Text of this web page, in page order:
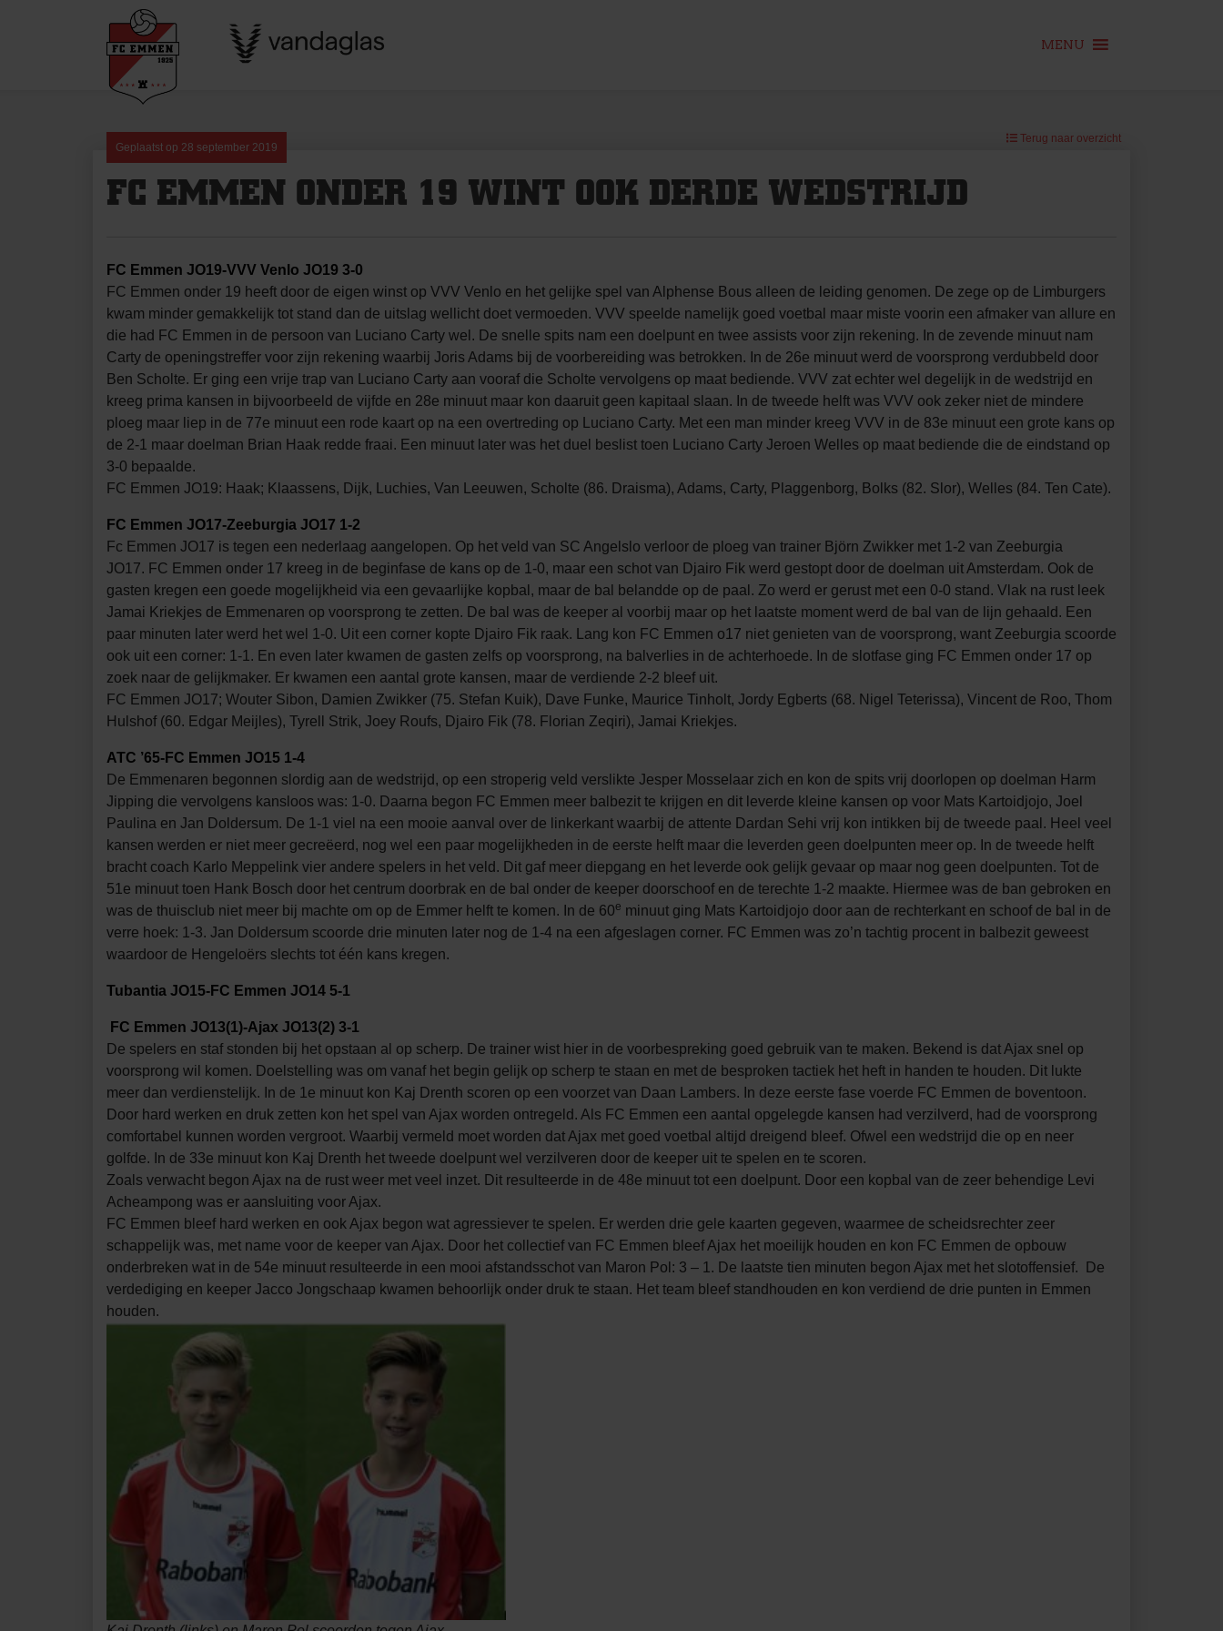
MENU
Geplaatst op 28 september 2019
Terug naar overzicht
FC EMMEN ONDER 19 WINT OOK DERDE WEDSTRIJD
FC Emmen JO19-VVV Venlo JO19 3-0
FC Emmen onder 19 heeft door de eigen winst op VVV Venlo en het gelijke spel van Alphense Bous alleen de leiding genomen. De zege op de Limburgers
kwam minder gemakkelijk tot stand dan de uitslag wellicht doet vermoeden. VVV speelde namelijk goed voetbal maar miste voorin een afmaker van allure en
die had FC Emmen in de persoon van Luciano Carty wel. De snelle spits nam een doelpunt en twee assists voor zijn rekening. In de zevende minuut nam
Carty de openingstreffer voor zijn rekening waarbij Joris Adams bij de voorbereiding was betrokken. In de 26e minuut werd de voorsprong verdubbeld door
Ben Scholte. Er ging een vrije trap van Luciano Carty aan vooraf die Scholte vervolgens op maat bediende. VVV zat echter wel degelijk in de wedstrijd en
kreeg prima kansen in bijvoorbeeld de vijfde en 28e minuut maar kon daaruit geen kapitaal slaan. In de tweede helft was VVV ook zeker niet de mindere
ploeg maar liep in de 77e minuut een rode kaart op na een overtreding op Luciano Carty. Met een man minder kreeg VVV in de 83e minuut een grote kans op
de 2-1 maar doelman Brian Haak redde fraai. Een minuut later was het duel beslist toen Luciano Carty Jeroen Welles op maat bediende die de eindstand op
3-0 bepaalde.
FC Emmen JO19: Haak; Klaassens, Dijk, Luchies, Van Leeuwen, Scholte (86. Draisma), Adams, Carty, Plaggenborg, Bolks (82. Slor), Welles (84. Ten Cate).
FC Emmen JO17-Zeeburgia JO17 1-2
Fc Emmen JO17 is tegen een nederlaag aangelopen. Op het veld van SC Angelslo verloor de ploeg van trainer Björn Zwikker met 1-2 van Zeeburgia
JO17. FC Emmen onder 17 kreeg in de beginfase de kans op de 1-0, maar een schot van Djairo Fik werd gestopt door de doelman uit Amsterdam. Ook de
gasten kregen een goede mogelijkheid via een gevaarlijke kopbal, maar de bal belandde op de paal. Zo werd er gerust met een 0-0 stand. Vlak na rust leek
Jamai Kriekjes de Emmenaren op voorsprong te zetten. De bal was de keeper al voorbij maar op het laatste moment werd de bal van de lijn gehaald. Een
paar minuten later werd het wel 1-0. Uit een corner kopte Djairo Fik raak. Lang kon FC Emmen o17 niet genieten van de voorsprong, want Zeeburgia scoorde
ook uit een corner: 1-1. En even later kwamen de gasten zelfs op voorsprong, na balverlies in de achterhoede. In de slotfase ging FC Emmen onder 17 op
zoek naar de gelijkmaker. Er kwamen een aantal grote kansen, maar de verdiende 2-2 bleef uit.
FC Emmen JO17; Wouter Sibon, Damien Zwikker (75. Stefan Kuik), Dave Funke, Maurice Tinholt, Jordy Egberts (68. Nigel Teterissa), Vincent de Roo, Thom
Hulshof (60. Edgar Meijles), Tyrell Strik, Joey Roufs, Djairo Fik (78. Florian Zeqiri), Jamai Kriekjes.
ATC ’65-FC Emmen JO15 1-4
De Emmenaren begonnen slordig aan de wedstrijd, op een stroperig veld verslikte Jesper Mosselaar zich en kon de spits vrij doorlopen op doelman Harm
Jipping die vervolgens kansloos was: 1-0. Daarna begon FC Emmen meer balbezit te krijgen en dit leverde kleine kansen op voor Mats Kartoidjojo, Joel
Paulina en Jan Doldersum. De 1-1 viel na een mooie aanval over de linkerkant waarbij de attente Dardan Sehi vrij kon intikken bij de tweede paal. Heel veel
kansen werden er niet meer gecreëerd, nog wel een paar mogelijkheden in de eerste helft maar die leverden geen doelpunten meer op. In de tweede helft
bracht coach Karlo Meppelink vier andere spelers in het veld. Dit gaf meer diepgang en het leverde ook gelijk gevaar op maar nog geen doelpunten. Tot de
51e minuut toen Hank Bosch door het centrum doorbrak en de bal onder de keeper doorschoof en de terechte 1-2 maakte. Hiermee was de ban gebroken en
was de thuisclub niet meer bij machte om op de Emmer helft te komen. In de 60e minuut ging Mats Kartoidjojo door aan de rechterkant en schoof de bal in de
verre hoek: 1-3. Jan Doldersum scoorde drie minuten later nog de 1-4 na een afgeslagen corner. FC Emmen was zo’n tachtig procent in balbezit geweest
waardoor de Hengeloërs slechts tot één kans kregen.
Tubantia JO15-FC Emmen JO14 5-1
FC Emmen JO13(1)-Ajax JO13(2) 3-1
De spelers en staf stonden bij het opstaan al op scherp. De trainer wist hier in de voorbespreking goed gebruik van te maken. Bekend is dat Ajax snel op
voorsprong wil komen. Doelstelling was om vanaf het begin gelijk op scherp te staan en met de besproken tactiek het heft in handen te houden. Dit lukte
meer dan verdienstelijk. In de 1e minuut kon Kaj Drenth scoren op een voorzet van Daan Lambers. In deze eerste fase voerde FC Emmen de boventoon.
Door hard werken en druk zetten kon het spel van Ajax worden ontregeld. Als FC Emmen een aantal opgelegde kansen had verzilverd, had de voorsprong
comfortabel kunnen worden vergroot. Waarbij vermeld moet worden dat Ajax met goed voetbal altijd dreigend bleef. Ofwel een wedstrijd die op en neer
golfde. In de 33e minuut kon Kaj Drenth het tweede doelpunt wel verzilveren door de keeper uit te spelen en te scoren.
Zoals verwacht begon Ajax na de rust weer met veel inzet. Dit resulteerde in de 48e minuut tot een doelpunt. Door een kopbal van de zeer behendige Levi
Acheampong was er aansluiting voor Ajax.
FC Emmen bleef hard werken en ook Ajax begon wat agressiever te spelen. Er werden drie gele kaarten gegeven, waarmee de scheidsrechter zeer
schappelijk was, met name voor de keeper van Ajax. Door het collectief van FC Emmen bleef Ajax het moeilijk houden en kon FC Emmen de opbouw
onderbreken wat in de 54e minuut resulteerde in een mooi afstandsschot van Maron Pol: 3 – 1. De laatste tien minuten begon Ajax met het slotoffensief. De
verdediging en keeper Jacco Jongschaap kwamen behoorlijk onder druk te staan. Het team bleef standhouden en kon verdiend de drie punten in Emmen
houden.